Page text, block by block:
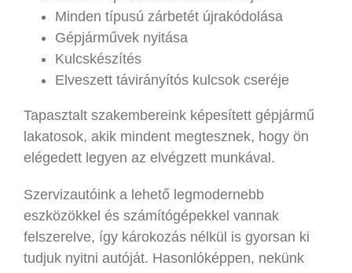
Minden típusú zárbetét újrakódolása
Gépjárművek nyitása
Kulcskészítés
Elveszett távirányítós kulcsok cseréje
Tapasztalt szakembereink képesített gépjármű
lakatosok, akik mindent megtesznek, hogy ön
elégedett legyen az elvégzett munkával.
Szervizautóink a lehető legmodernebb
eszközökkel és számítógépekkel vannak
felszerelve, így károkozás nélkül is gyorsan ki
tudjuk nyitni autóját. Hasonlóképpen, nekünk